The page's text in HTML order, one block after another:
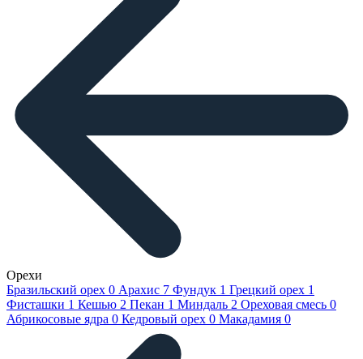
Орехи
Бразильский орех 0 Арахис 7 Фундук 1 Грецкий орех 1
Фисташки 1 Кешью 2 Пекан 1 Миндаль 2 Ореховая смесь 0
Абрикосовые ядра 0 Кедровый орех 0 Макадамия 0